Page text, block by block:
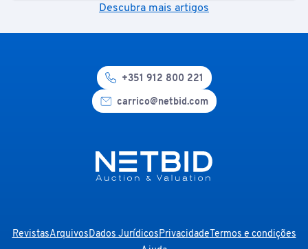
Descubra mais artigos
+351 912 800 221
carrico@netbid.com
RevistasArquivosDados JurídicosPrivacidadeTermos e condições